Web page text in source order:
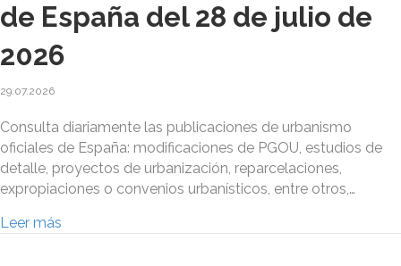
de España del 28 de julio de
2026
29.07.2026
Consulta diariamente las publicaciones de urbanismo
oficiales de España: modificaciones de PGOU, estudios de
detalle, proyectos de urbanización, reparcelaciones,
expropiaciones o convenios urbanísticos, entre otros,…
Leer más